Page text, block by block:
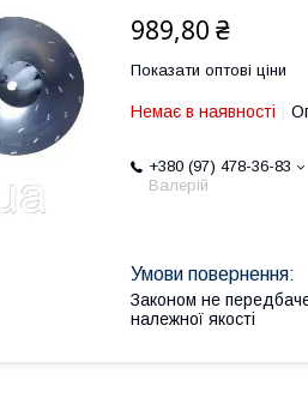
989,80 ₴
Показати оптові ціни
Немає в наявності
+380 (97) 478-36-83
Валерій
Законом не
належної якості